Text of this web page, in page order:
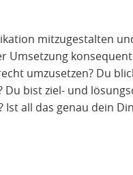
mitzugestalten
Umsetzung
umzusetzen? Du
Du bist ziel- und
all das genau dein